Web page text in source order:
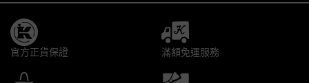
官方正貨保證 滿額免運服務